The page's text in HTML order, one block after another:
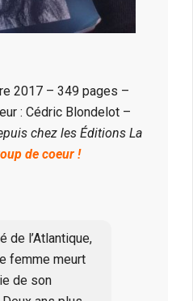
2017 – 349 pages –
: Cédric Blondelot –
chez les Éditions La
de coeur !
de l’Atlantique,
femme meurt
de son